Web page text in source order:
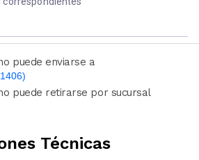
puede enviarse a
(sólo números)
puede retirarse por sucursal
Técnicas